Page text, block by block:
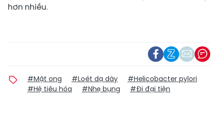
hơn nhiều.
#Mật ong #Loét dạ dày
#Helicobacter pylori
#Hệ tiêu hóa
#Nhẹ bụng #Đi đại tiện